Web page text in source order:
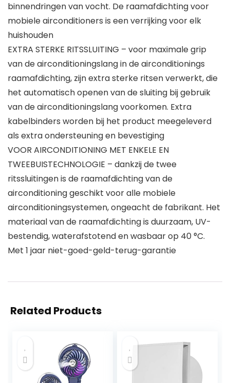
binnendringen van vocht. De raamafdichting voor
mobiele airconditioners is een verrijking voor elk
huishouden
EXTRA STERKE RITSSLUITING – voor maximale grip
van de airconditioningslang in de airconditionings
raamafdichting, zijn extra sterke ritsen verwerkt, die
het automatisch openen van de sluiting bij gebruik
van de airconditioningslang voorkomen. Extra
kabelbinders worden bij het product meegeleverd
als extra ondersteuning en bevestiging
VOOR AIRCONDITIONING MET ENKELE EN
TWEEBUISTECHNOLOGIE – dankzij de twee
ritssluitingen is de raamafdichting van de
airconditioning geschikt voor alle mobiele
airconditioningsystemen, ongeacht de fabrikant. Het
materiaal van de raamafdichting is duurzaam, UV-
bestendig, waterafstotend en wasbaar op 40 °C.
Met 1 jaar niet-goed-geld-terug-garantie
Related Products